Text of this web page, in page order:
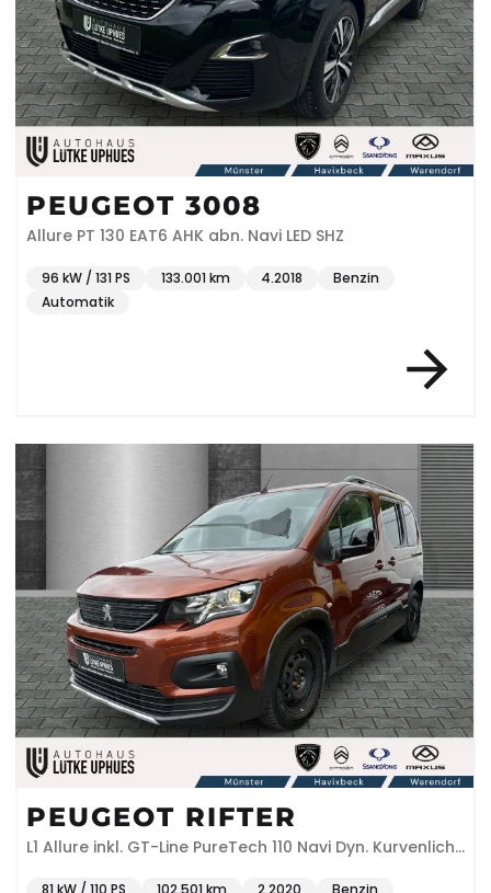
PEUGEOT 3008
Allure PT 130 EAT6 AHK abn. Navi LED SHZ
96 kW / 131 PS 133.001 km 4.2018
Benzin
Automatik
PEUGEOT RIFTER
L1 Allure inkl. GT-Line PureTech 110 Navi Dyn. Kurvenlicht
81 kW / 110 PS 102.501 km 2.2020 Benzin